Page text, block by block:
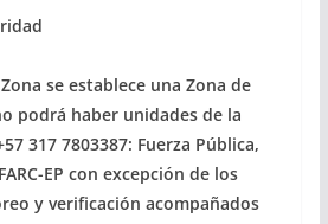
se establece una Zona de
podrá haber unidades de la
317 7803387: Fuerza Pública,
EP con excepción de los
y verificación acompañados